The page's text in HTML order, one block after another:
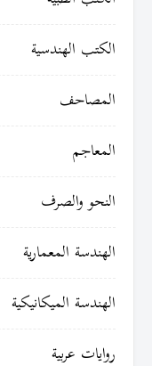
الكتب الهندسية
المصاحف
المعاجم
النحو والصرف
الهندسة المعمارية
الهندسة الميكانيكية
روايات عربية